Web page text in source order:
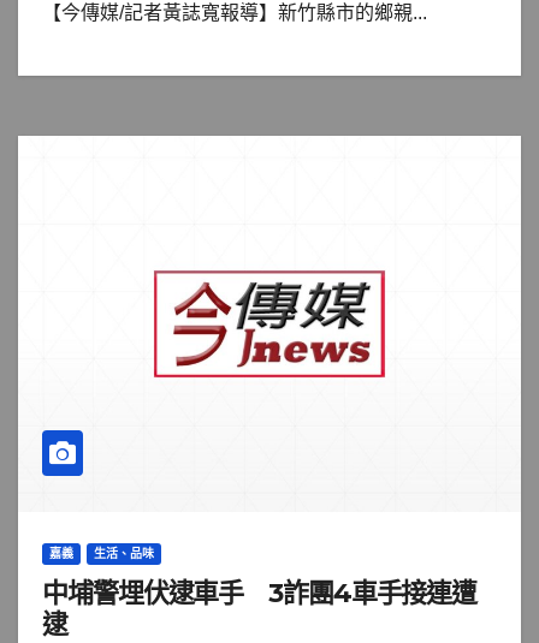
【今傳媒/記者黃誌寬報導】新竹縣市的鄉親...
嘉義 生活、品味
中埔警埋伏逮車手 3詐團4車手接連遭
逮